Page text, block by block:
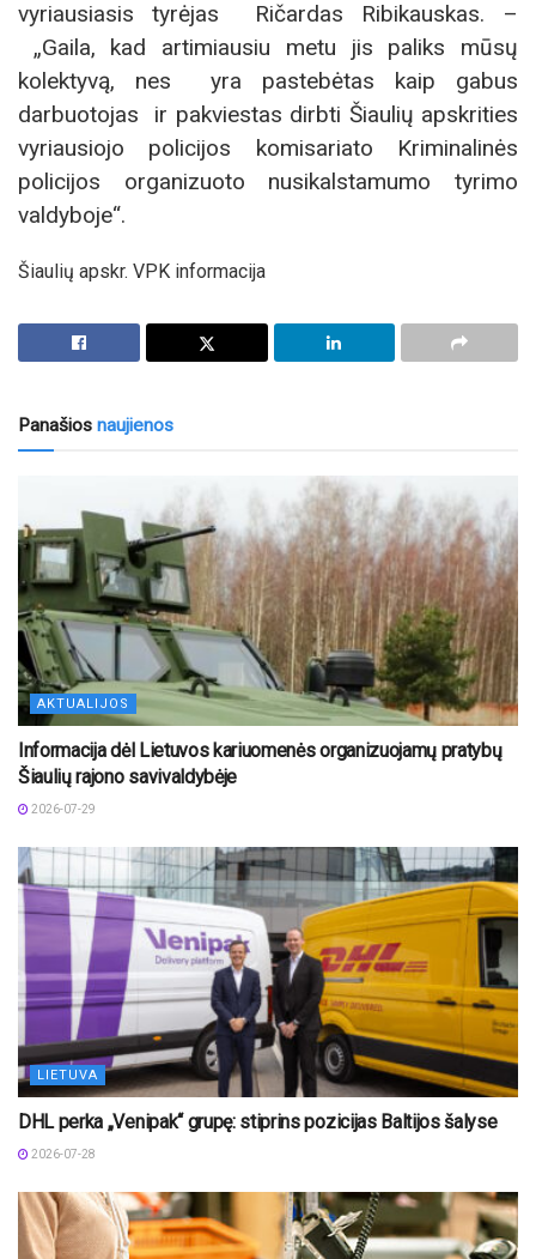
vyriausiasis tyrėjas Ričardas Ribikauskas. –
„Gaila, kad artimiausiu metu jis paliks mūsų
kolektyvą, nes yra pastebėtas kaip gabus
darbuotojas ir pakviestas dirbti Šiaulių apskrities
vyriausiojo policijos komisariato Kriminalinės
policijos organizuoto nusikalstamumo tyrimo
valdyboje“.
Šiaulių apskr. VPK informacija
Panašios naujienos
AKTUALIJOS
Informacija dėl Lietuvos kariuomenės organizuojamų pratybų
Šiaulių rajono savivaldybėje
2026-07-29
LIETUVA
DHL perka „Venipak“ grupę: stiprins pozicijas Baltijos šalyse
2026-07-28